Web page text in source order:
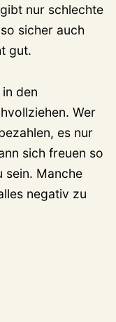
nur schlechte
sicher auch
gut.
den
Wer
es nur
sich freuen so
sein. Manche
negativ zu